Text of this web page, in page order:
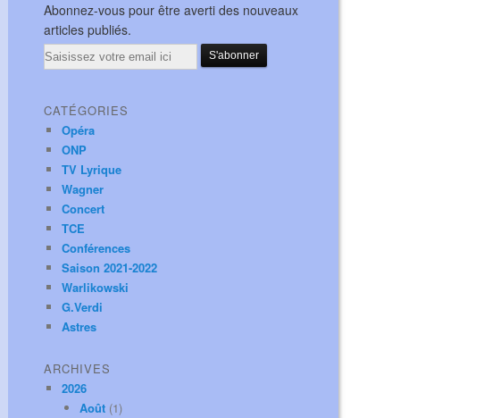
Abonnez-vous pour être averti des nouveaux
articles publiés.
Email
CATÉGORIES
Opéra
ONP
TV Lyrique
Wagner
Concert
TCE
Conférences
Saison 2021-2022
Warlikowski
G.Verdi
Astres
ARCHIVES
2026
Août (1)